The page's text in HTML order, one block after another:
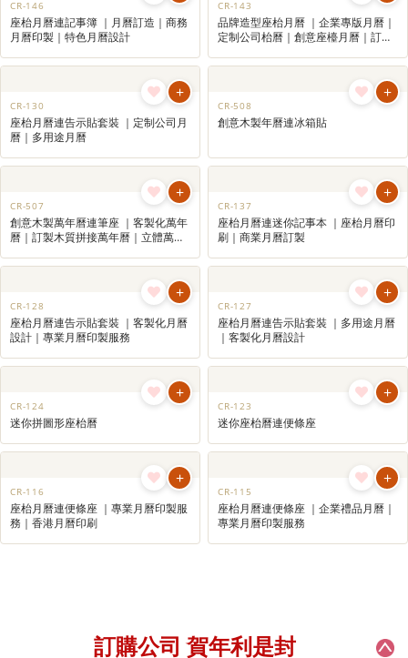
便條貼、作為筆插座、相架等等訂製設計
月曆印製公司LOGO和宣傳訊息，增強品牌
曝光宣傳，整年內都使用，達到長期的營
銷效果是理想的商務禮品選擇。
CR-509 CR-126A
+
CR-146
座枱月曆連記事簿 ｜月曆訂造｜商務
+
CR-143
品牌造型座枱月曆 ｜企業專版月曆｜
定制公司枱曆｜創意座檯月曆｜訂造
+
CR-130
座枱月曆連告示貼套裝 ｜定制公司月
+
CR-508
創意木製年曆連冰箱貼
CR-507
創意木製萬年曆連筆座 ｜客製化萬年
曆｜訂製木質拼接萬年曆｜立體萬年
曆
CR-137
座枱月曆連迷你記事本 ｜座枱月曆印
CR-128 CR-127
+
CR-123